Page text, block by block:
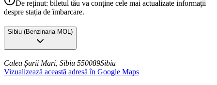
De reținut: biletul tău va conține cele mai actualizate informații
despre stația de îmbarcare.
Sibiu (Benzinaria MOL)
Calea Șurii Mari, Sibiu 550089Sibiu
Vizualizează această adresă în Google Maps